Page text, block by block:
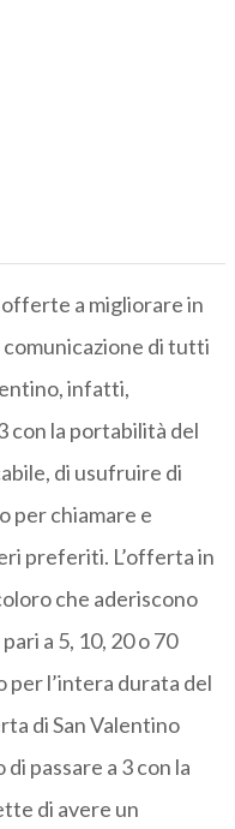
a migliorare in
di tutti
infatti,
con la portabilità del
di usufruire di
per chiamare e
preferiti. L’offerta in
che aderiscono
a 5, 10, 20 o 70
per l’intera durata del
di San Valentino
passare a 3 con la
di avere un